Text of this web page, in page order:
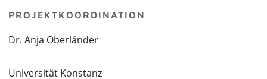
PROJEKTKOORDINATION
Dr. Anja Oberländer
Universität Konstanz